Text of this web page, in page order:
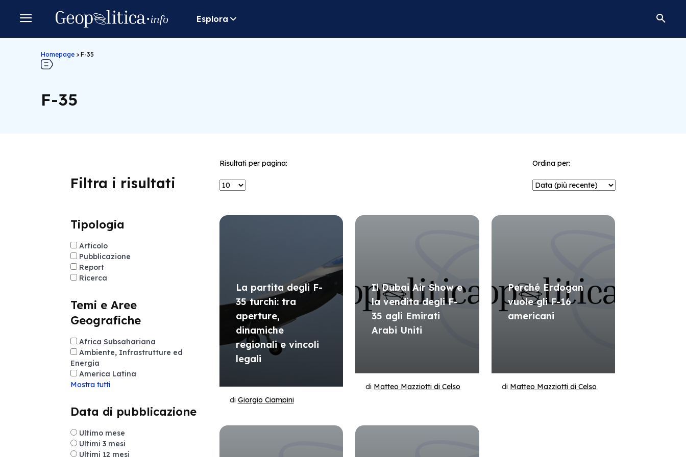
Esplora
Homepage > F-35
F-35
Filtra i risultati
Tipologia
Articolo
Pubblicazione
Report
Ricerca
Temi e Aree
Geografiche
Africa Subsahariana
Ambiente, Infrastrutture ed
Energia
America Latina
Mostra tutti
Data di pubblicazione
Ultimo mese
Ultimi 3 mesi
Ultimi 12 mesi
Risultati per pagina: Ordina per:
La partita degli F-
35 turchi: tra
aperture,
dinamiche
regionali e vincoli
legali
di Giorgio Ciampini
Il Dubai Air Show e
la vendita degli F-
35 agli Emirati
Arabi Uniti
di Matteo Mazziotti di Celso
Perché Erdogan
vuole gli F-16
americani
di Matteo Mazziotti di Celso